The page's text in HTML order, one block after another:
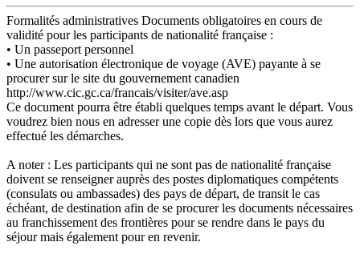
Formalités administratives Documents obligatoires en cours de
validité pour les participants de nationalité française :
• Un passeport personnel
• Une autorisation électronique de voyage (AVE) payante à se
procurer sur le site du gouvernement canadien
http://www.cic.gc.ca/francais/visiter/ave.asp
Ce document pourra être établi quelques temps avant le départ. Vous
voudrez bien nous en adresser une copie dès lors que vous aurez
effectué les démarches.
A noter : Les participants qui ne sont pas de nationalité française
doivent se renseigner auprès des postes diplomatiques compétents
(consulats ou ambassades) des pays de départ, de transit le cas
échéant, de destination afin de se procurer les documents nécessaires
au franchissement des frontières pour se rendre dans le pays du
séjour mais également pour en revenir.